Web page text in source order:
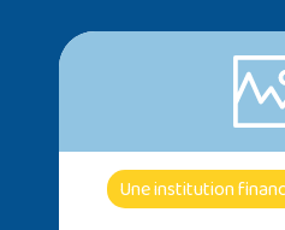
Une institution